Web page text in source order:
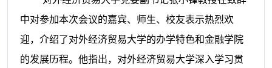
中对参加本次会议的嘉宾、师生、校友表示热烈欢
迎，介绍了对外经济贸易大学的办学特色和金融学院
的发展历程。他指出，对外经济贸易大学深入学习贯